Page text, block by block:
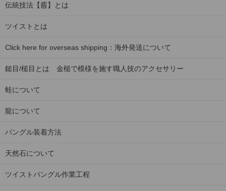
伝統技法【霰】とは
ツイストとは
Click here for overseas shipping：海外発送について
鎚目/槌目とは 金槌で模様を施す職人技のアクセサリー
蛙について
龍について
バングル装着方法
天然石について
ツイストバングル作業工程